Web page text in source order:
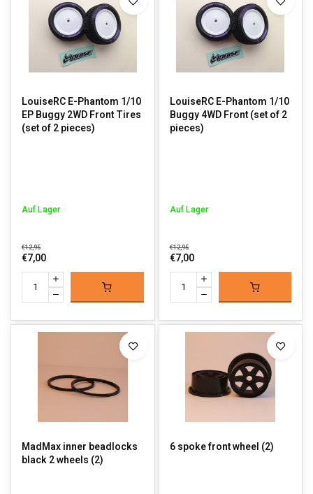
LouiseRC E-Phantom 1/10
EP Buggy 2WD Front Tires
(set of 2 pieces)
Auf Lager
€12,95
€7,00
LouiseRC E-Phantom 1/10
Buggy 4WD Front (set of 2
pieces)
Auf Lager
€12,95
€7,00
MadMax inner beadlocks
black 2 wheels (2)
6 spoke front wheel (2)